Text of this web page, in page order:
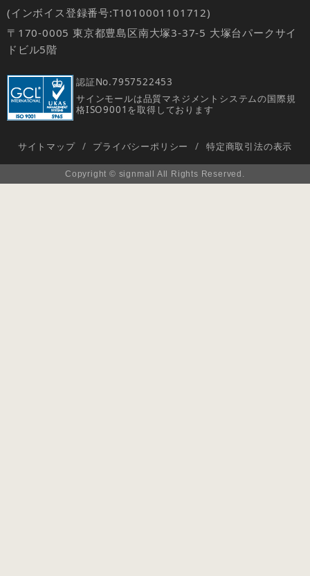
(インボイス登録番号:T1010001101712)
〒170-0005 東京都豊島区南大塚3-37-5 大塚台パークサイ
ドビル5階
認証No.7957522453
サインモールは品質マネジメントシステムの国際規
格ISO9001を取得しております
サイトマップ / プライバシーポリシー / 特定商取引法の表示
Copyright © signmall All Rights Reserved.